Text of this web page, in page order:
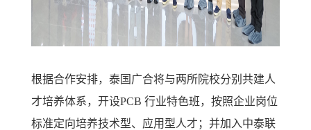
根据合作安排，泰国广合将与两所院校分别共建人
才培养体系，开设PCB 行业特色班，按照企业岗位
标准定向培养技术型、应用型人才；并加入中泰联